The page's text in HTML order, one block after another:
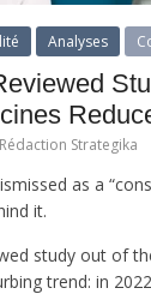
Analyses
Rédaction Strategika
as a
it.
study out of
trend: in